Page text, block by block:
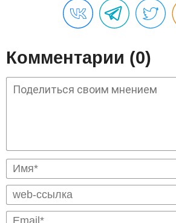
Комментарии (0)